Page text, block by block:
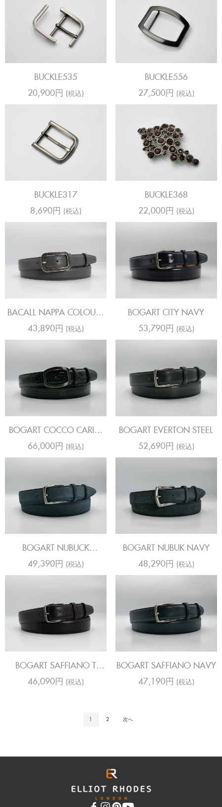
BUCKLE535
20,900円 (税込)
BUCKLE556
27,500円 (税込)
BUCKLE317
8,690円 (税込)
BUCKLE368
22,000円 (税込)
BACALL NAPPA COLOURS
SCHIST
43,890円 (税込)
BOGART CITY NAVY
53,790円 (税込)
BOGART COCCO CARIBE
BLACK
66,000円 (税込)
BOGART EVERTON STEEL
52,690円 (税込)
BOGART NUBUCK
MIDNIGHT
49,390円 (税込)
BOGART NUBUK NAVY
48,290円 (税込)
BOGART SAFFIANO T
MORO
46,090円 (税込)
BOGART SAFFIANO NAVY
47,190円 (税込)
1 2 次へ